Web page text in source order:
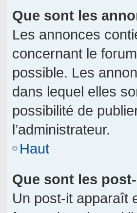
Que sont les
Les annonces
concernant le
possible. Les
dans lequel elles
possibilité de
l’administrateur.
Haut
Que sont les
Un post-it apparaît